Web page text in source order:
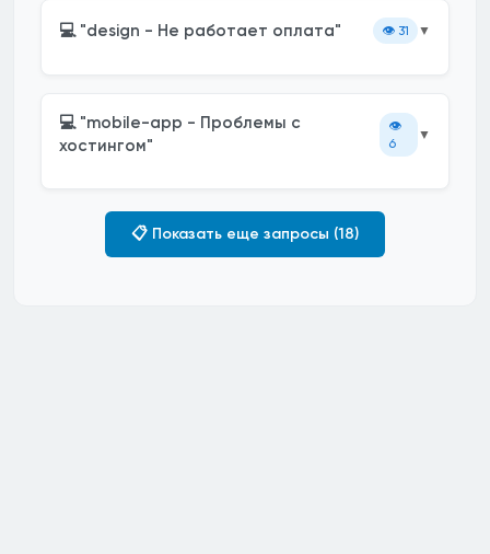
💻 "design - Не работает оплата" 👁️ 31 ▼
💻 "mobile-app - Проблемы с
хостингом"
👁️
6
▼
📋 Показать еще запросы (18)